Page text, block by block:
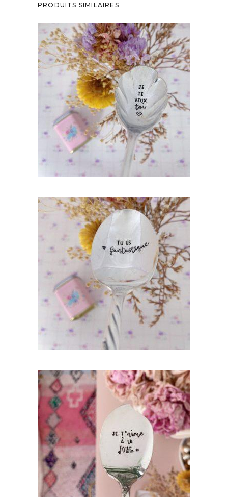
PRODUITS SIMILAIRES
CUILLÈRE À DESSERT GRAVÉE VINTAGE : JE
TE VEUX TOI
35,00€
AJOUTER AU PANIER
CUILLÈRE À DESSERT GRAVÉE VINTAGE :
TU ES FANTASTIQUE
35,00€
AJOUTER AU PANIER
CUILLÈRE À DESSERT GRAVÉE VINTAGE : JE
T’AIME À LA FOLIE
35,00€
AJOUTER AU PANIER